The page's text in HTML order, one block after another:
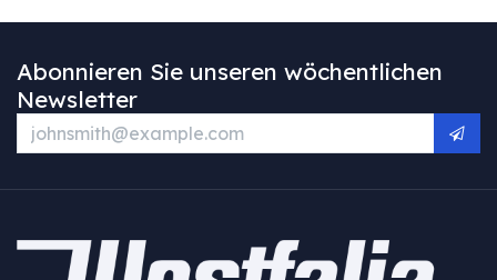
Abonnieren Sie unseren wöchentlichen
Newsletter